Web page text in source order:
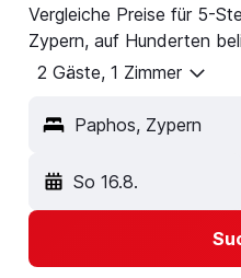
Vergleiche Preise für 5-
Zypern, auf Hunderten
2 Gäste, 1 Zimmer
Paphos, Zypern
So 16.8.